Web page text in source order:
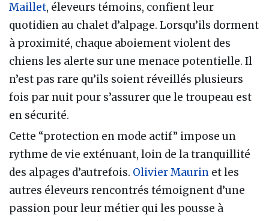
Maillet, éleveurs témoins, confient leur
quotidien au chalet d’alpage. Lorsqu’ils dorment
à proximité, chaque aboiement violent des
chiens les alerte sur une menace potentielle. Il
n’est pas rare qu’ils soient réveillés plusieurs
fois par nuit pour s’assurer que le troupeau est
en sécurité.
Cette “protection en mode actif” impose un
rythme de vie exténuant, loin de la tranquillité
des alpages d’autrefois. Olivier Maurin et les
autres éleveurs rencontrés témoignent d’une
passion pour leur métier qui les pousse à